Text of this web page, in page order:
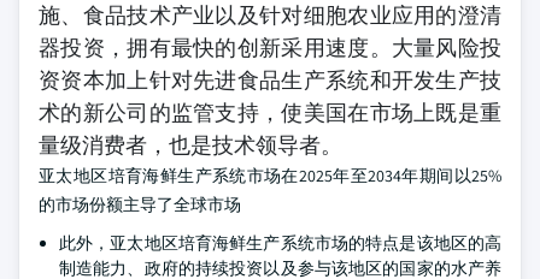
施、食品技术产业以及针对细胞农业应用的澄清
器投资，拥有最快的创新采用速度。大量风险投
资资本加上针对先进食品生产系统和开发生产技
术的新公司的监管支持，使美国在市场上既是重
量级消费者，也是技术领导者。
亚太地区培育海鲜生产系统市场在2025年至2034年期间以25%
的市场份额主导了全球市场
此外，亚太地区培育海鲜生产系统市场的特点是该地区的高
制造能力、政府的持续投资以及参与该地区的国家的水产养